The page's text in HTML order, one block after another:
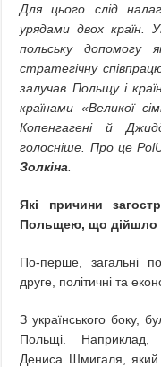
Для цього слід
урядами двох країн.
польську допомогу
стратегічну
залучав Польщу і
країнами «Великої
Копенгагені й
голосніше. Про це
Золкіна
Які причини
Польщею, що дійшло
По-перше, загальні
друге, політичні та
З українського боку,
Польщі. Наприклад,
Дениса Шмигаля, який